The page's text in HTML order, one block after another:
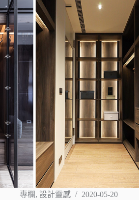
專欄, 設計靈感 2020-05-20